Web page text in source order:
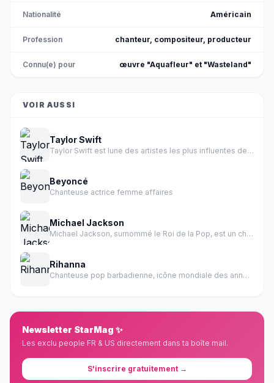
Nationalité Américain
Profession chanteur, compositeur, producteur
Connu(e) pour œuvre "Aquafleur" et "Wasteland"
VOIR AUSSI
Taylor Swift
Taylor Swift est lune des artistes les plus influentes de l histoire de la musique.
Beyoncé
Chanteuse actrice femme affaires
Michael Jackson
Michael Jackson, surnommé le Roi de la Pop, est un chanteur, auteur-compositeur, danseur et producteur américain.
Rihanna
Chanteuse pop barbadienne, icône mondiale des années 2000-2010
Newsletter StarMag ✨
Les exclu people FR & US directement dans ta boîte mail.
S'inscrire gratuitement →